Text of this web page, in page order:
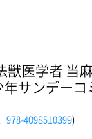
獣医学者 当
サンデーコ
978-4098510399)